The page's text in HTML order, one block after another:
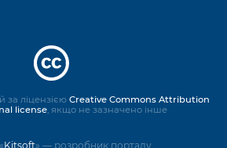
Kitsoft» — розробник порталу
за ліцензією Creative Commons Attribution
license, якщо не зазначено інше